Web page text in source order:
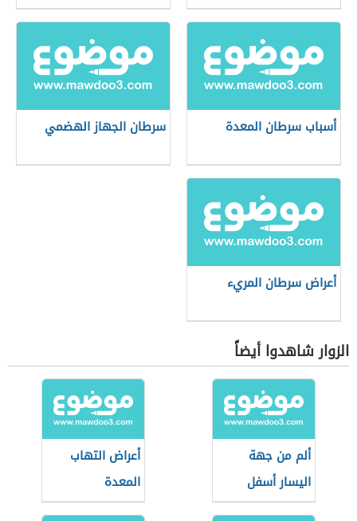
أسباب سرطان المعدة سرطان الجهاز الهضمي
أعراض سرطان المريء
الزوار شاهدوا أيضاً
ألم من جهة
اليسار أسفل
البطن
أعراض التهاب
المعدة